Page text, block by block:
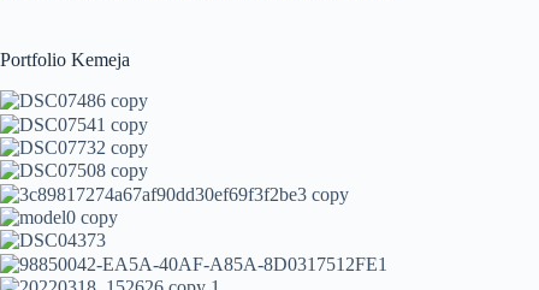
Portfolio Kemeja